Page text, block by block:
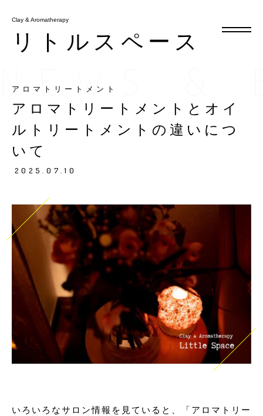
Clay & Aromatherapy
リトルスペース
NEWS &
アロマトリートメント
アロマトリートメントとオイ
ルトリートメントの違いにつ
いて
2025.07.10
いろいろなサロン情報を見ていると、「アロマトリー
Clay & Aromatherapy
リトルスペース
お知らせ・ブログ
アクセス
予約・キャンペーン
tel.
完全予約制 10:00～17:00
不定休
〒990-0886
山形市嶋南 ※詳しい住所は予約確定後
ご予約はこちらから